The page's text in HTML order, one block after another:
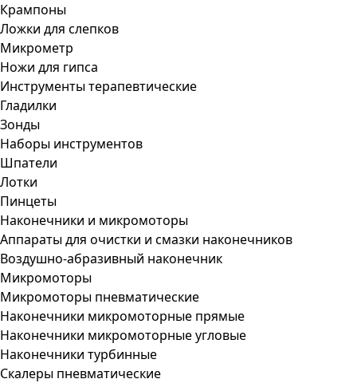
Крампоны
Ложки для слепков
Микрометр
Ножи для гипса
Инструменты терапевтические
Гладилки
Зонды
Наборы инструментов
Шпатели
Лотки
Пинцеты
Наконечники и микромоторы
Аппараты для очистки и смазки наконечников
Воздушно-абразивный наконечник
Микромоторы
Микромоторы пневматические
Наконечники микромоторные прямые
Наконечники микромоторные угловые
Наконечники турбинные
Скалеры пневматические